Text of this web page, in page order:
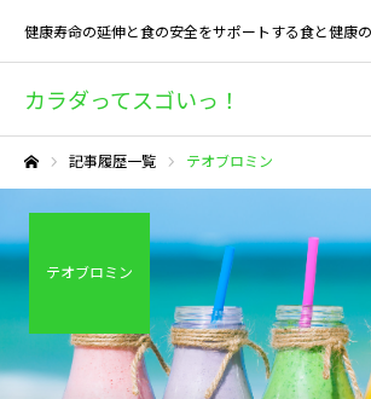
カラダってスゴいっ！
健康寿命の延伸と食の安全をサポートする食と健康
記事履歴一覧 テオブロミン
テオブロミン